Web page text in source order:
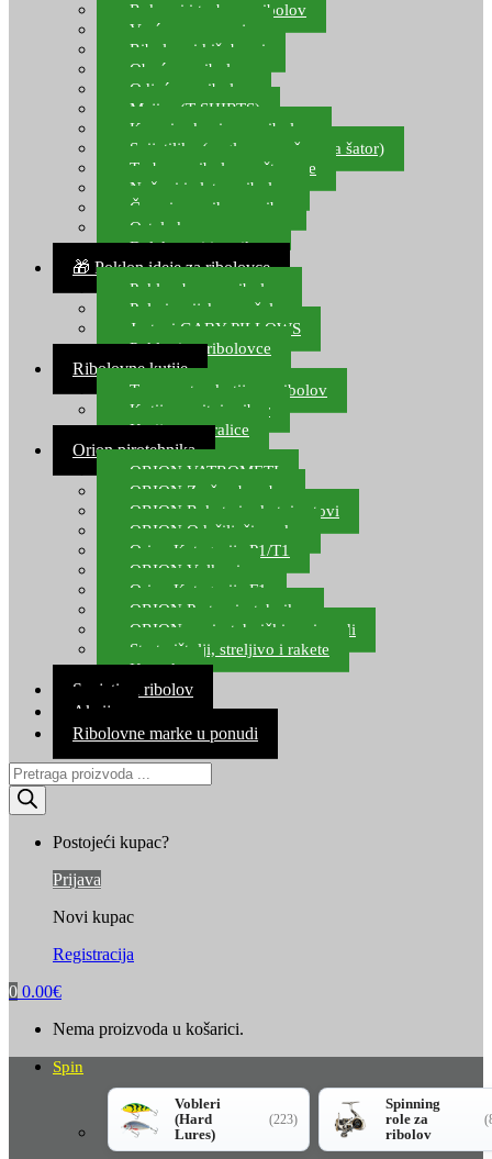
Ruksaci i torbe za ribolov
Vreće za spavanje
Ribolovni kišobrani
Obuća za ribolov
Odjeća za ribolov
Majice (T-SHIRTS)
Kape i rukavice za ribolov
Svijetiljke (naglavne, ručne, za šator)
Torbe za ribolovne štapove
Noževi i alat za ribolov
Čamci za prihranu ribe
Ostala kamp oprema
Dalekozori i optika
🎁 Poklon ideje za ribolovce
Poklon bon za ribolov
Polarizacijske naočale
Jastuci GABY PILLOWS
Pokloni za ribolovce
Ribolovne kutije
Transportne kutije za ribolov
Kutije za sitni pribor
Kutije za varalice
Orion pirotehnika
ORION VATROMETI
ORION Zračne bombe
ORION Rakete i raketni setovi
ORION Odašiljači zvuka
Orion Kategorija P1/T1
ORION Vulkani
Orion Kategorija F1
ORION Party pirotehnika
ORION nepirotehnički proizvodi
Start pištolji, streljivo i rakete
Kontakt
Savjeti za ribolov
Akcija
Ribolovne marke u ponudi
Products
search
Postojeći kupac?
Prijava
Novi kupac
Registracija
0 0.00€
Nema proizvoda u košarici.
Spin
Vobleri
(Hard
Lures)
(223)
Spinning
role za
ribolov